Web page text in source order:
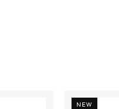
NEW